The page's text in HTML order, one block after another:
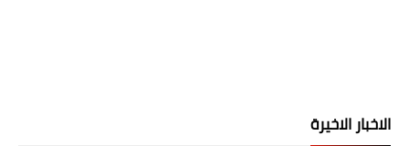
الاخبار الاخيرة